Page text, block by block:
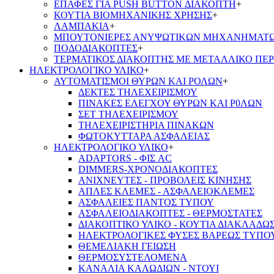
ΕΠΑΦΕΣ ΓΙΑ PUSH BUTTON ΔΙΑΚΟΠΤΗ+
ΚΟΥΤΙΑ ΒΙΟΜΗΧΑΝΙΚΗΣ ΧΡΗΣΗΣ+
ΛΑΜΠΑΚΙΑ+
ΜΠΟΥΤΟΝΙΕΡΕΣ ΑΝΥΨΩΤΙΚΩΝ
ΠΟΔΟΔΙΑΚΟΠΤΕΣ+
ΤΕΡΜΑΤΙΚΟΣ ΔΙΑΚΟΠΤΗΣ ΜΕ ΜΕΤΑΛΛΙΚΟ
ΗΛΕΚΤΡΟΛΟΓΙΚΟ ΥΛΙΚΟ+
ΑΥΤΟΜΑΤΙΣΜΟΙ ΘΥΡΩΝ ΚΑΙ ΡΟΛΩΝ+
ΔΕΚΤΕΣ ΤΗΛΕΧΕΙΡΙΣΜΟΥ
ΠΙΝΑΚΕΣ ΕΛΕΓΧΟΥ ΘΥΡΩΝ ΚΑΙ Ρ0ΛΩΝ
ΣΕΤ ΤΗΛΕΧΕΙΡΙΣΜΟΥ
ΤΗΛΕΧΕΙΡΙΣΤΗΡΙΑ ΠΙΝΑΚΩΝ
ΦΩΤΟΚΥΤΤΑΡΑ ΑΣΦΑΛΕΙΑΣ
ΗΛΕΚΤΡΟΛΟΓΙΚΟ ΥΛΙΚΟ+
ADAPTORS - ΦΙΣ AC
DIMMERS-ΧΡΟΝΟΔΙΑΚΟΠΤΕΣ
ΑΝΙΧΝΕΥΤΕΣ - ΠΡΟΒΟΛΕΙΣ ΚΙΝΗΣΗΣ
ΑΠΛΕΣ ΚΛΕΜΕΣ - ΑΣΦΑΛΕΙΟΚΛΕΜΕΣ
ΑΣΦΑΛΕΙΕΣ ΠΑΝΤΟΣ ΤΥΠΟΥ
ΑΣΦΑΛΕΙΟΔΙΑΚΟΠΤΕΣ - ΘΕΡΜΟΣΤΑΤΕΣ
ΔΙΑΚΟΠΤΙΚΟ ΥΛΙΚΟ - ΚΟΥΤΙΑ
ΗΛΕΚΤΡΟΛΟΓΙΚΕΣ ΦΥΣΕΣ ΒΑΡΕΩΣ
ΘΕΜΕΛΙΑΚΗ ΓΕΙΩΣΗ
ΘΕΡΜΟΣΥΣΤΕΛΟΜΕΝΑ
ΚΑΝΑΛΙΑ ΚΑΛΩΔΙΩΝ - ΝΤΟΥΙ